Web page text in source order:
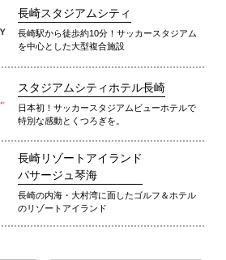
長崎スタジアムシティ
長崎駅から徒歩約10分！サッカースタジアム
を中心とした大型複合施設
スタジアムシティホテル長崎
日本初！サッカースタジアムビューホテルで
特別な感動とくつろぎを。
長崎リゾートアイランド
パサージュ琴海
長崎の内海・大村湾に面したゴルフ＆ホテル
のリゾートアイランド